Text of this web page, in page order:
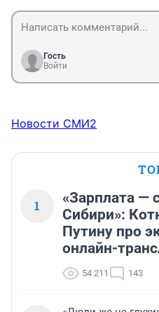
Гость
Войти
Новости СМИ2
1
«Зарплата —
Сибири»:
Путину про
онлайн-
54 211 143